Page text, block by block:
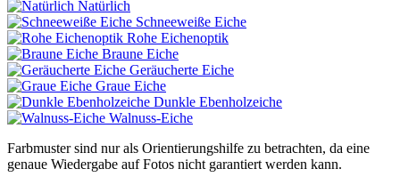
Natürlich
Schneeweiße Eiche
Rohe Eichenoptik
Braune Eiche
Geräucherte Eiche
Graue Eiche
Dunkle Ebenholzeiche
Walnuss-Eiche
Farbmuster sind nur als Orientierungshilfe zu betrachten, da eine
genaue Wiedergabe auf Fotos nicht garantiert werden kann.